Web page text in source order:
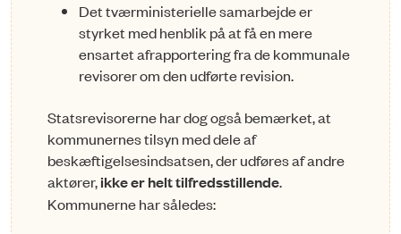
Det tværministerielle samarbejde er
styrket med henblik på at få en mere
ensartet afrapportering fra de kommunale
revisorer om den udførte revision.
Statsrevisorerne har dog også bemærket, at
kommunernes tilsyn med dele af
beskæftigelsesindsatsen, der udføres af andre
aktører,ikke er helt tilfredsstillende.
Kommunerne har således: